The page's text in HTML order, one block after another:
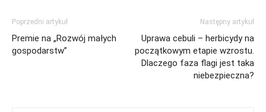
Poprzedni artykuł
Premie na „Rozwój małych
gospodarstw”
Następny artykuł
Uprawa cebuli – herbicydy na
początkowym etapie wzrostu.
Dlaczego faza flagi jest taka
niebezpieczna?